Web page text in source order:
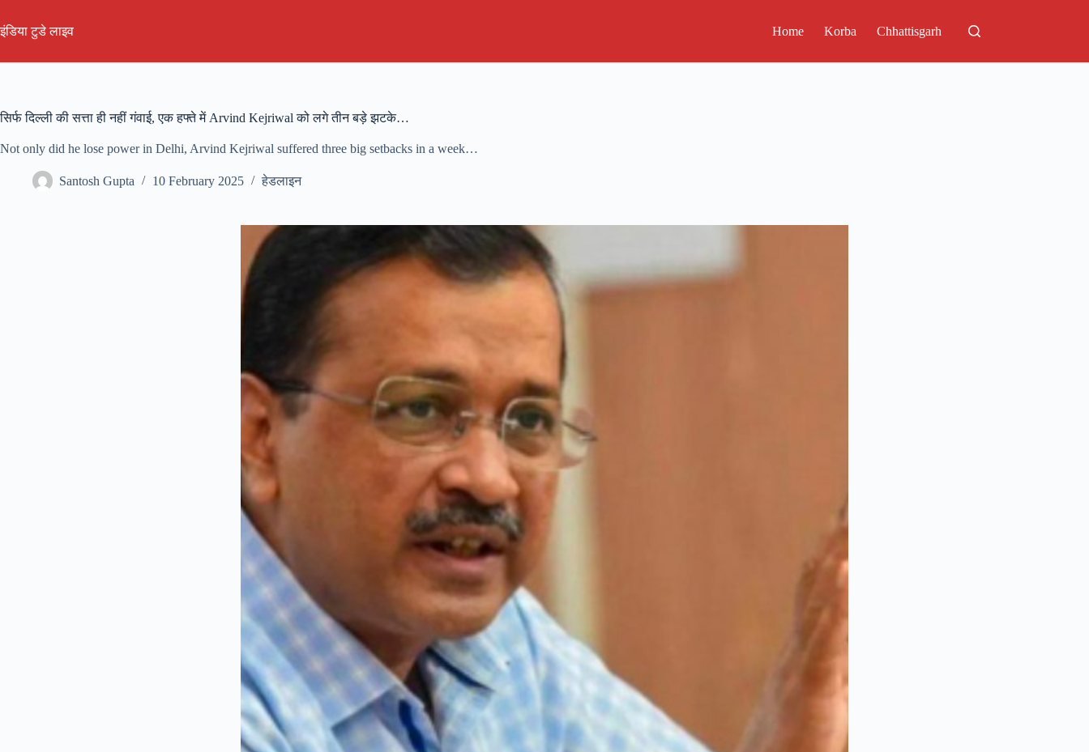
content
इंडिया टुडे लाइव Home Korba Chhattisgarh
सिर्फ दिल्ली की सत्ता ही नहीं गंवाई, एक हफ्ते में Arvind Kejriwal को लगे तीन बड़े झटके…
Not only did he lose power in Delhi, Arvind Kejriwal suffered three big setbacks in a week…
Santosh Gupta 10 February 2025 हेडलाइन